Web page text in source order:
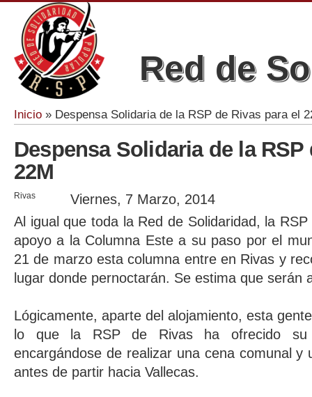
Red de
Se encuentra usted aquí
Inicio » Despensa Solidaria de la RSP de Rivas para el
Despensa Solidaria de la RSP
22M
Rivas
Viernes, 7 Marzo, 2014
Al igual que toda la Red de Solidaridad, la
apoyo a la Columna Este a su paso por el
21 de marzo esta columna entre en Rivas y
lugar donde pernoctarán. Se estima que serán
Lógicamente, aparte del alojamiento, esta
lo que la RSP de Rivas ha ofrecido su
encargándose de realizar una cena comunal y
antes de partir hacia Vallecas.